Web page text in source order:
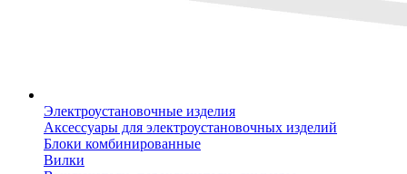
Электроустановочные изделия
Аксессуары для электроустановочных изделий
Блоки комбинированные
Вилки